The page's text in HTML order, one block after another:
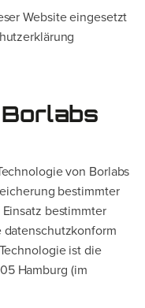
Website eingesetzt
von Borlabs
bestimmter
bestimmter
ist die
Hamburg (im